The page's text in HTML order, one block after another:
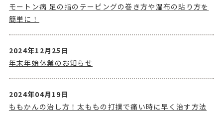
モートン病 足の指のテーピングの巻き方や湿布の貼り方を
簡単に！
2024年12月25日
年末年始休業のお知らせ
2024年04月19日
ももかんの治し方！太ももの打撲で痛い時に早く治す方法